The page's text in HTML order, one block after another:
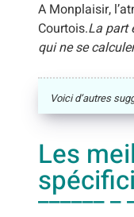
A Monplaisir,
Courtois.La part
qui ne se
Voici d’autres
Les